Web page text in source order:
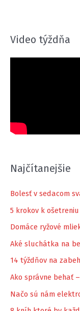
Video týždňa
Najčítanejšie
Bolesť v sedacom
5 krokov k
Domáce ryžové
Aké sluchátka na
14 týždňov na
Ako správne behať
Načo sú nám